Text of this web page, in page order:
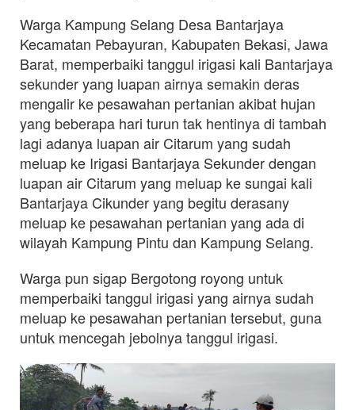
Warga Kampung Selang Desa Bantarjaya
Kecamatan Pebayuran, Kabupaten Bekasi, Jawa
Barat, memperbaiki tanggul irigasi kali Bantarjaya
sekunder yang luapan airnya semakin deras
mengalir ke pesawahan pertanian akibat hujan
yang beberapa hari turun tak hentinya di tambah
lagi adanya luapan air Citarum yang sudah
meluap ke Irigasi Bantarjaya Sekunder dengan
luapan air Citarum yang meluap ke sungai kali
Bantarjaya Cikunder yang begitu derasany
meluap ke pesawahan pertanian yang ada di
wilayah Kampung Pintu dan Kampung Selang.
Warga pun sigap Bergotong royong untuk
memperbaiki tanggul irigasi yang airnya sudah
meluap ke pesawahan pertanian tersebut, guna
untuk mencegah jebolnya tanggul irigasi.